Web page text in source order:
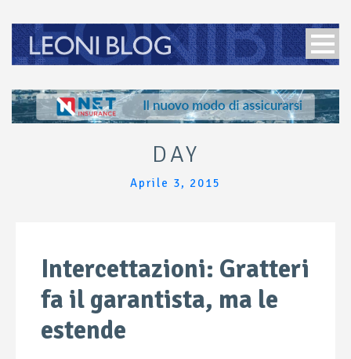
DAY
Aprile 3, 2015
Intercettazioni: Gratteri
fa il garantista, ma le
estende